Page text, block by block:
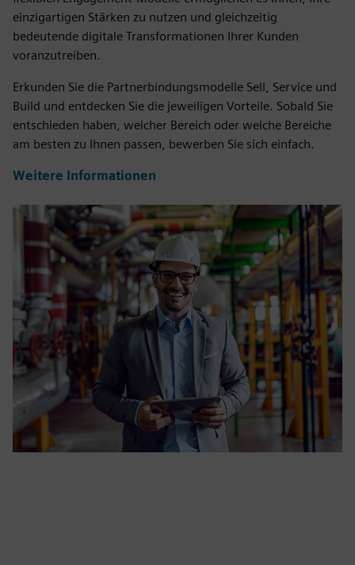
einzigartigen Stärken zu nutzen und gleichzeitig
bedeutende digitale Transformationen Ihrer Kunden
voranzutreiben.
Erkunden Sie die Partnerbindungsmodelle Sell, Service und
Build und entdecken Sie die jeweiligen Vorteile. Sobald Sie
entschieden haben, welcher Bereich oder welche Bereiche
am besten zu Ihnen passen, bewerben Sie sich einfach.
Weitere Informationen